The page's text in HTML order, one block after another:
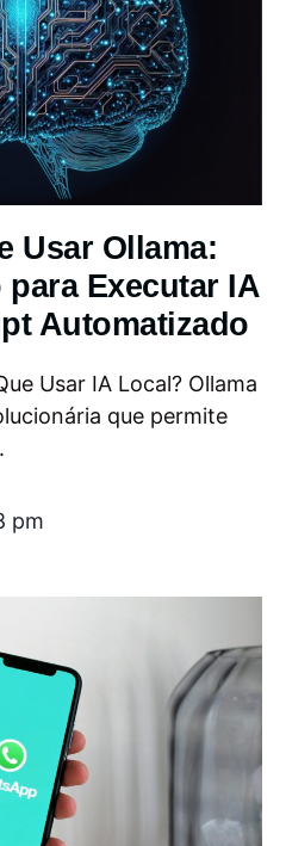
Usar Ollama:
Executar IA
Automatizado
Usar IA Local? Ollama
que permite
pm